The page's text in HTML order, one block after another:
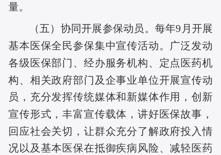
量。
（五）协同开展参保动员。每年9月开展
基本医保全民参保集中宣传活动。广泛发动
各级医保部门、经办服务机构、定点医药机
构、相关政府部门及企事业单位开展宣传动
员，充分发挥传统媒体和新媒体作用，创新
宣传形式，丰富宣传载体，讲好医保故事，
回应社会关切，让群众充分了解政府投入情
况以及基本医保在抵御疾病风险、减轻医药